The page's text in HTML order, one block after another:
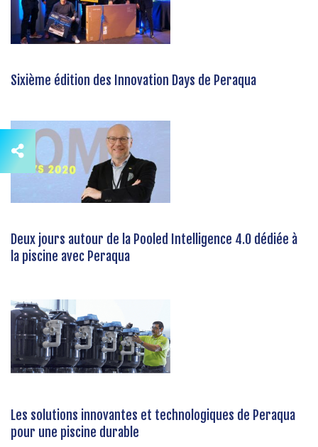
Sixième édition des Innovation Days de Peraqua
Deux jours autour de la Pooled Intelligence 4.0 dédiée à
la piscine avec Peraqua
Les solutions innovantes et technologiques de Peraqua
pour une piscine durable